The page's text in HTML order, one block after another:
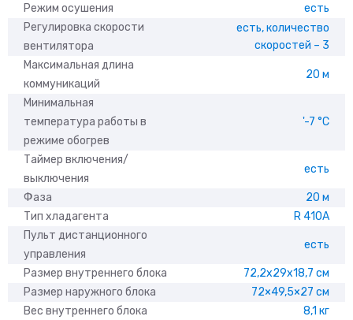
Режим осушения
есть
Регулировка скорости
вентилятора
есть, количество
скоростей – 3
Максимальная длина
коммуникаций
20 м
Минимальная
температура работы в
режиме обогрев
'-7 °С
Таймер включения/
выключения
есть
Фаза
20 м
Тип хладагента
R 410A
Пульт дистанционного
управления
есть
Размер внутреннего блока
72,2x29x18,7 см
Размер наружного блока
72×49,5×27 см
Вес внутреннего блока
8,1 кг